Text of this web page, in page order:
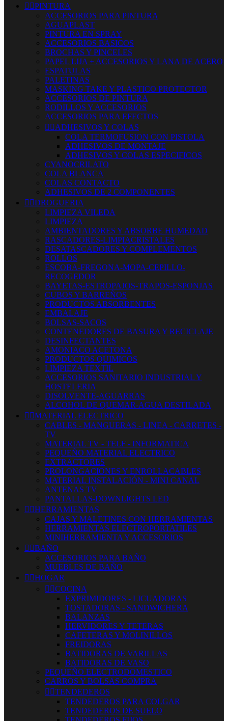
 PINTURA
ACCESORIOS PARA PINTURA
AGUAPLAST
PINTURA EN SPRAY
ACCESORIOS BASICOS
BROCHAS Y PINCELES
PAPEL LIJA + ACCESORIOS Y LANA DE ACERO
ESPATULAS
PALETINAS
MASKING TAKE Y PLASTICO PROTECTOR
ACCESORIOS DE PINTURA
RODILLOS Y ACCESORIOS
ACCESORIOS PARA EFECTOS
 ADHESIVOS Y COLAS
COLA TERMOFUSION CON PISTOLA
ADHESIVOS DE MONTAJE
ADHESIVOS Y COLAS ESPECIFICOS
CYANOCRILATO
COLA BLANCA
COLAS CONTACTO
ADHESIVOS DE 2 COMPONENTES
 DROGUERIA
LIMPIEZA VILEDA
LIMPIEZA
AMBIENTADORES Y ABSORBE HUMEDAD
RASCADORES-LIMPIACRISTALES
DESATASCADORES Y COMPLEMENTOS
ROLLOS
ESCOBA-FREGONA-MOPA-CEPILLO-
RECOGEDOR
BAYETAS-ESTROPAJOS-TRAPOS-ESPONJAS
CUBOS Y BARREÑOS
PRODUCTOS ABSORBENTES
EMBALAJE
BOLSAS-SACOS
CONTENEDORES DE BASURA Y RECICLAJE
DESINFECTANTES
AMONIACO ACETONA
PRODUCTOS QUIMICOS
LIMPIEZA TEXTIL
ACCESORIOS SANITARIO INDUSTRIAL Y
HOSTELERIA
DISOLVENTE-AGUARRAS
ALCOHOL DE QUEMAR-AGUA DESTILADA
 MATERIAL ELECTRICO
CABLES - MANGUERAS - LINEA - CARRETES -
TV
MATERIAL TV - TELF - INFORMATICA
PEQUEÑO MATERIAL ELECTRICO
EXTRACTORES
PROLONGACIONES Y ENROLLACABLES
MATERIAL INSTALACIÓN - MINI CANAL
ANTENAS TV
PANTALLAS-DOWNLIGHTS LED
 HERRAMIENTAS
CAJAS Y MALETINES CON HERRAMIENTAS
HERRAMIENTAS ELECTROPORTATILES
MINIHERRAMIENTA Y ACCESORIOS
 BAÑO
ACCESORIOS PARA BAÑO
MUEBLES DE BAÑO
 HOGAR
 COCINA
EXPRIMIDORES - LICUADORAS
TOSTADORAS - SANDWICHERA
BALANZAS
HERVIDORES Y TETERAS
CAFETERAS Y MOLINILLOS
FREIDORAS
BATIDORAS DE VARILLAS
BATIDORAS DE VASO
PEQUEÑO ELECTRODOMESTICO
CARROS Y BOLSAS COMPRA
 TENDEDEROS
TENDEDEROS PARA COLGAR
TENDEDEROS DE SUELO